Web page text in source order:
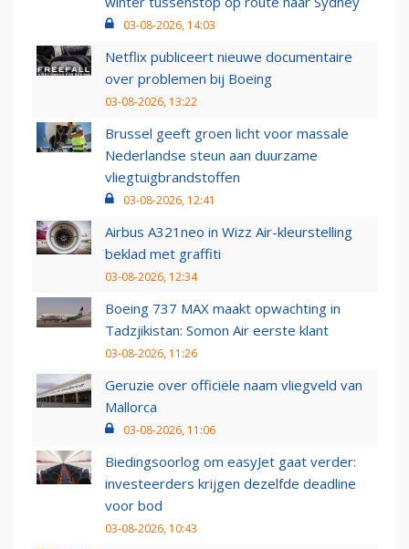
03-08-2026, 14:03
Netflix publiceert nieuwe documentaire
over problemen bij Boeing
03-08-2026, 13:22
Brussel geeft groen licht voor massale
Nederlandse steun aan duurzame
vliegtuigbrandstoffen
03-08-2026, 12:41
Airbus A321neo in Wizz Air-kleurstelling
beklad met graffiti
03-08-2026, 12:34
Boeing 737 MAX maakt opwachting in
Tadzjikistan: Somon Air eerste klant
03-08-2026, 11:26
Geruzie over officiële naam vliegveld van
Mallorca
03-08-2026, 11:06
Biedingsoorlog om easyJet gaat verder:
investeerders krijgen dezelfde deadline
voor bod
03-08-2026, 10:43